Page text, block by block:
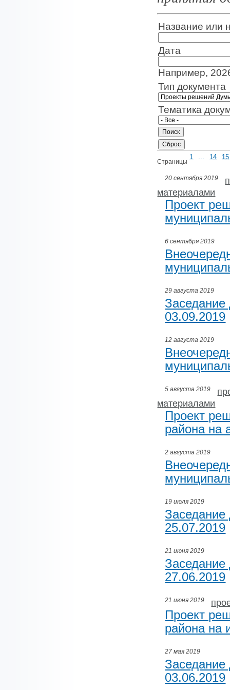
Название или
Дата
Например,
Тип документа
Тематика
Страницы
1 ... 14 15
20 сентября 2019
материалами
Проект
6 сентября 2019
29 августа 2019
03.09.2019
12 августа 2019
5 августа 2019
материалами
Проект
района на
2 августа 2019
19 июля 2019
25.07.2019
21 июня 2019
27.06.2019
21 июня 2019
Проект
района на
27 мая 2019
03.06.2019